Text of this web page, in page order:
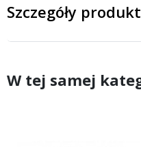
Szczegóły
W tej samej